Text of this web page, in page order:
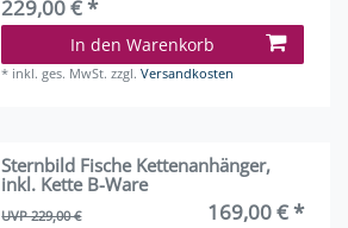
229,00 € *
In den Warenkorb
* inkl. ges. MwSt. zzgl.Versandkosten
Sternbild Fische Kettenanhänger,
inkl. Kette B-Ware
UVP 229,00 € 169,00 € *